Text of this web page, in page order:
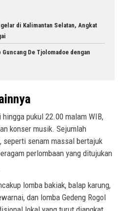
di Kalimantan Selatan, Angkat
De Tjolomadoe dengan
pukul 22.00 malam WIB,
konser musik. Sejumlah
senam massal bertajuk
perlombaan yang ditujukan
lomba bakiak, balap karung,
dan lomba Gedeng Rogol